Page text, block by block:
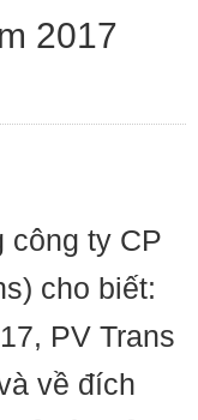
2017
công ty CP
cho biết:
PV Trans
về đích